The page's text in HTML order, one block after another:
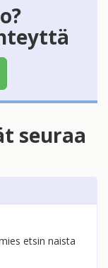
seuraa
etsin naista